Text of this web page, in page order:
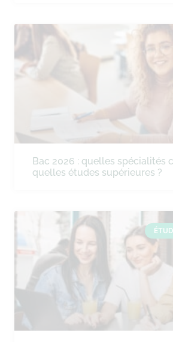
Bac 2026 : quelles spécialités
quelles études supérieures ?